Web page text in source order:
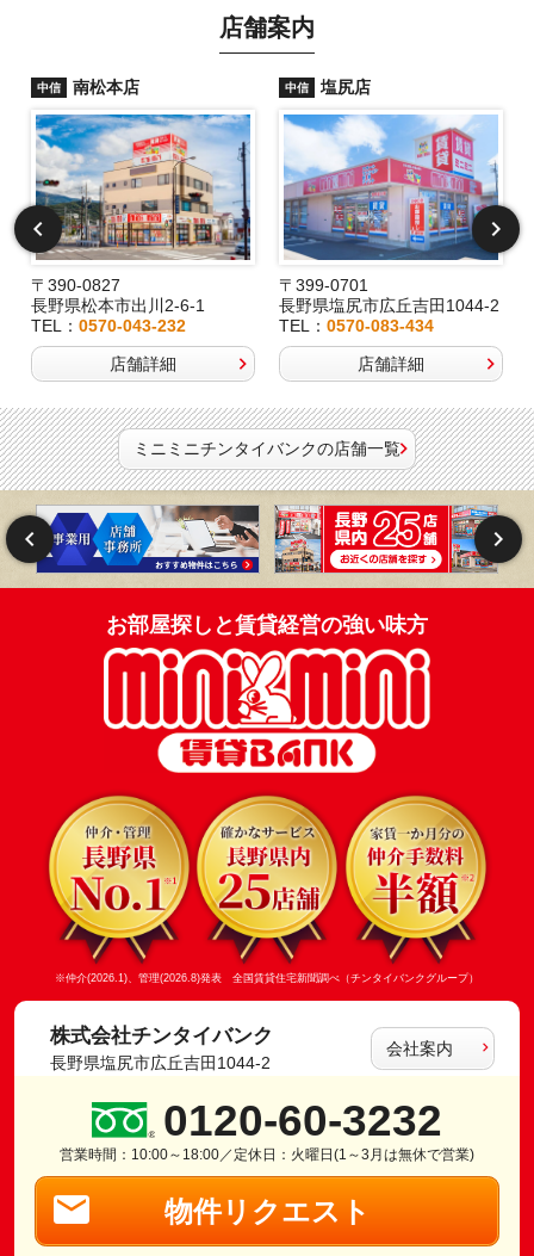
店舗案内
中信 南松本店
〒390-0827
長野県松本市出川2-6-1
TEL：0570-043-232
店舗詳細
中信 塩尻店
〒399-0701
長野県塩尻市広丘吉田1044-2
TEL： 0570-083-434
店舗詳細
ミニミニチンタイバンクの店舗一覧
お部屋探しと賃貸経営の強い味方
※仲介(2026.1)、管理(2026.8)発表 全国賃貸住宅新聞調べ（チンタイバンクグループ）
株式会社チンタイバンク
長野県塩尻市広丘吉田1044-2
会社案内
0120-60-3232
営業時間：10:00～18:00／定休日：火曜日(1～3月は無休で営業)
物件リクエスト